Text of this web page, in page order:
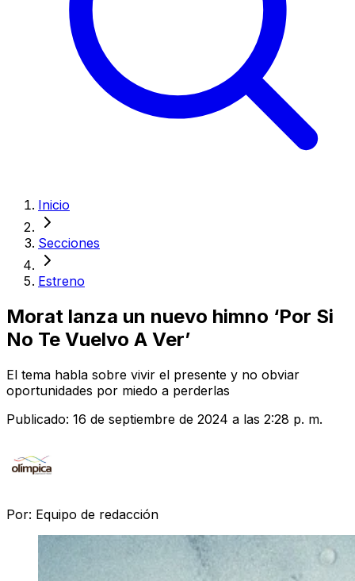
Inicio
Secciones
Estreno
Morat lanza un nuevo himno ‘Por Si
No Te Vuelvo A Ver’
El tema habla sobre vivir el presente y no obviar
oportunidades por miedo a perderlas
Publicado: 16 de septiembre de 2024 a las 2:28 p. m.
Por: Equipo de redacción